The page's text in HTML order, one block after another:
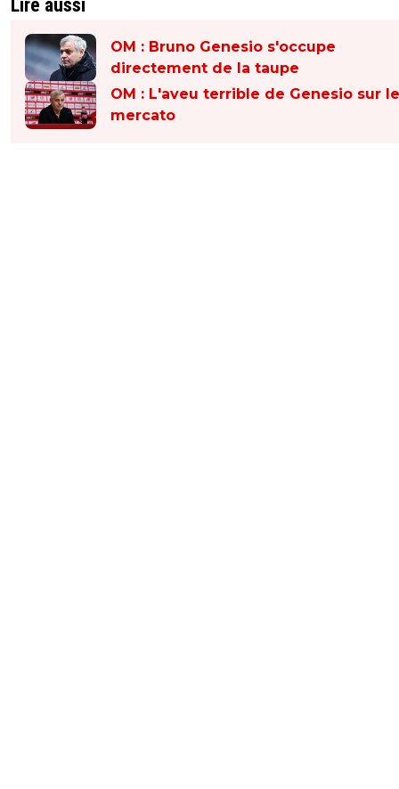
Lire aussi
OM : Bruno Genesio s'occupe
directement de la taupe
OM : L'aveu terrible de Genesio sur le
mercato